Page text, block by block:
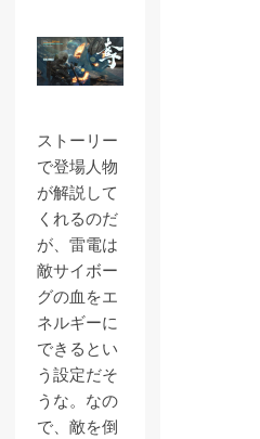
ストーリー
で登場人物
が解説して
くれるのだ
が、雷電は
敵サイボー
グの血をエ
ネルギーに
できるとい
う設定だそ
うな。なの
で、敵を倒